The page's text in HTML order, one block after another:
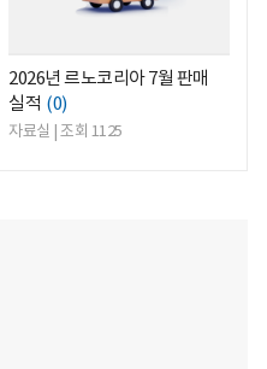
2026년 르노코리아 7월 판매
실적 (0)
자료실 | 조회 1125